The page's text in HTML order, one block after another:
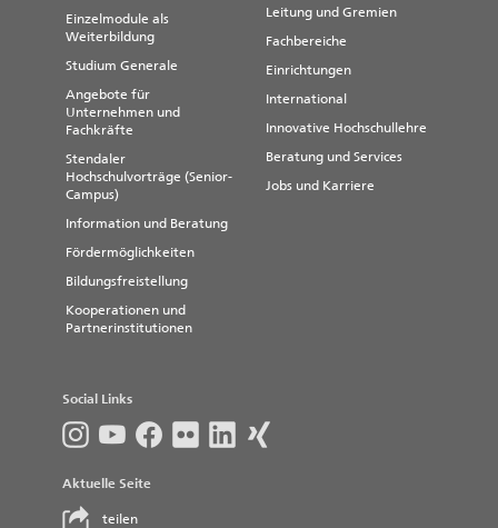
Einzelmodule als
Weiterbildung
Studium Generale
Angebote für
Unternehmen und
Fachkräfte
Stendaler
Hochschulvorträge (Senior-
Campus)
Information und Beratung
Fördermöglichkeiten
Bildungsfreistellung
Kooperationen und
Partnerinstitutionen
Leitung und Gremien
Fachbereiche
Einrichtungen
International
Innovative Hochschullehre
Beratung und Services
Jobs und Karriere
Social Links
Aktuelle Seite
teilen